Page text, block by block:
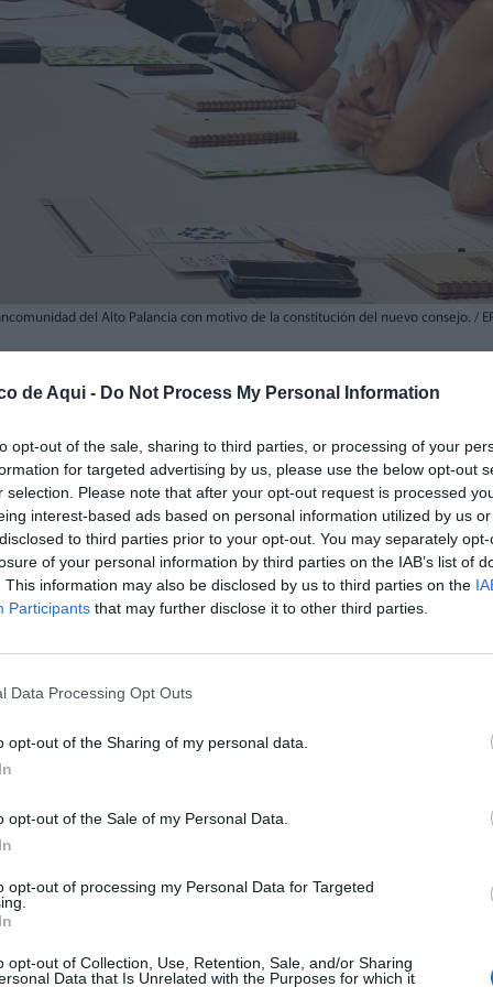
de Aqui - Do Not Process My Personal Information
opt-out of the sale, sharing to third parties, or processing of your
for targeted advertising by us, please use the below opt-out
selection. Please note that after your opt-out request is processed
interest-based ads based on personal information utilized by us
to third parties prior to your opt-out. You may separately
of your personal information by third parties on the IAB’s list of
This information may also be disclosed by us to third parties on the
Participants that may further disclose it to other third parties.
Data Processing Opt Outs
opt-out of the Sharing of my personal data.
opt-out of the Sale of my Personal Data.
opt-out of processing my Personal Data for Targeted
opt-out of Collection, Use, Retention, Sale, and/or Sharing
Data that Is Unrelated with the Purposes for which it
del Alto Palancia con motivo de la constitución del nuevo consejo. /
fuente preferida de Google de forma gratuita.
Palancia, en Soneja, ha acogido este
Zonal de Inclusión y Derechos Sociales, un
comunitariapara el asesoramiento y la
Al acto han acudido representantes
y de diversasentidades del tercer
Jessica Miravete
de incorporar la voz y la
en un ámbito clave para la calidad de vida
explicado la estructura y el
la periodicidad de sus sesiones, que se
facilitar laparticipación ciudadanaen
a administraciones, entidades
de la Mancomunidad y personas usuarias.
de lasnecesidades socialesde las 28